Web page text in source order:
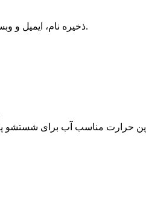
ذخیره نام، ایمیل و وبسایت من در مرورگر برای زمانی که دوباره دیدگاهی می‌نویسم.